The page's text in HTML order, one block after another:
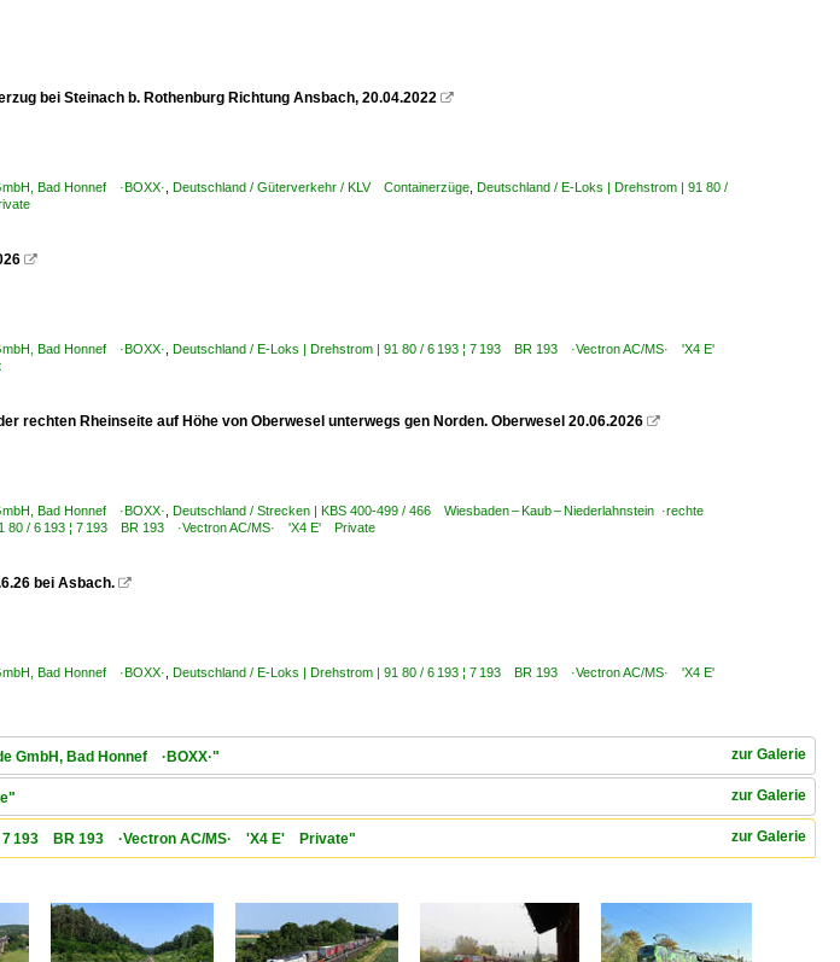
bei Steinach b. Rothenburg Richtung Ansbach, 20.04.2022 
Bad Honnef ·BOXX· Deutschland / Güterverkehr / KLV Containerzüge Deutschland / E-Loks | Drehstrom | 91 80 /

Bad Honnef ·BOXX· Deutschland / E-Loks | Drehstrom | 91 80 / 6 193 ¦ 7 193 BR 193 ·Vectron AC/MS· 'X4 E'
rechten Rheinseite auf Höhe von Oberwesel unterwegs gen Norden. Oberwesel 20.06.2026 
Bad Honnef ·BOXX· Deutschland / Strecken | KBS 400-499 / 466 Wiesbaden – Kaub – Niederlahnstein ·rechte
80 / 6 193 ¦ 7 193 BR 193 ·Vectron AC/MS· 'X4 E' Private
bei Asbach. 
Bad Honnef ·BOXX· Deutschland / E-Loks | Drehstrom | 91 80 / 6 193 ¦ 7 193 BR 193 ·Vectron AC/MS· 'X4 E'
zur Galerie
GmbH, Bad Honnef ·BOXX·"
zur Galerie
zur Galerie
¦ 7 193 BR 193 ·Vectron AC/MS· 'X4 E' Private"